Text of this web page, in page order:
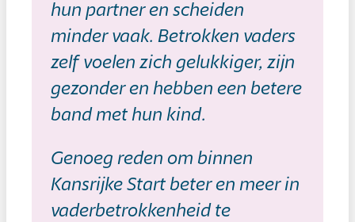
hun partner en scheiden
minder vaak. Betrokken vaders
zelf voelen zich gelukkiger, zijn
gezonder en hebben een betere
band met hun kind.
Genoeg reden om binnen
Kansrijke Start beter en meer in
vaderbetrokkenheid te